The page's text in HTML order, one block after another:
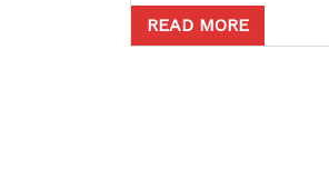
READ MORE